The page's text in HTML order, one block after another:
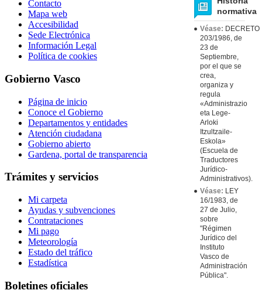
normativa
Véase: DECRETO
203/1986, de
23 de
Septiembre,
por el que se
crea,
organiza y
regula
«Administrazio
eta Lege-
Arloki
Itzultzaile-
Eskola»
(Escuela de
Traductores
Jurídico-
Administrativos).
Véase: LEY
16/1983, de
27 de Julio,
sobre
"Régimen
Jurídico del
Instituto
Vasco de
Administración
Pública".
Contacto
Mapa web
Accesibilidad
Sede Electrónica
Información Legal
Política de cookies
Gobierno Vasco
Página de inicio
Conoce el Gobierno
Departamentos y entidades
Atención ciudadana
Gobierno abierto
Gardena, portal de transparencia
Trámites y servicios
Mi carpeta
Ayudas y subvenciones
Contrataciones
Mi pago
Meteorología
Estado del tráfico
Estadística
Boletines oficiales